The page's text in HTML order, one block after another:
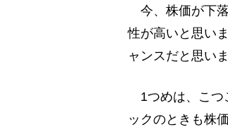
今、株価が下
性が高いと思い
ャンスだと思い
1つめは、こつ
ックのときも株